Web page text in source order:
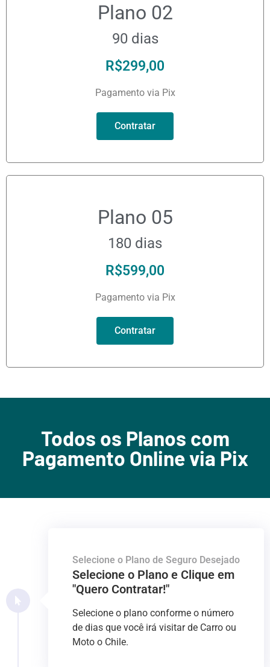
Plano 02
90 dias
R$299,00
Pagamento via Pix
Contratar
Plano 05
180 dias
R$599,00
Pagamento via Pix
Contratar
Todos os Planos com
Pagamento Online via Pix
Selecione o Plano de Seguro Desejado
Selecione o Plano e Clique em
"Quero Contratar!"
Selecione o plano conforme o número
de dias que você irá visitar de Carro ou
Moto o Chile.